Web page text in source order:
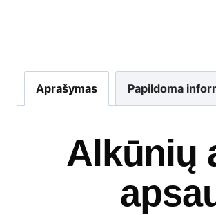
Aprašymas Papildoma
Alkūnių